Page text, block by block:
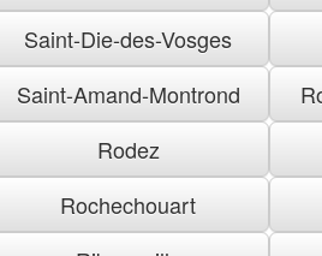
Saint-Die-des-Vosges
Saint-Amand-Montrond
Rodez
Rochechouart